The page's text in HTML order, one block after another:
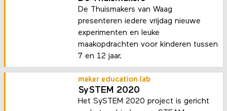
De Thuismakers van Waag
presenteren iedere vrijdag nieuwe
experimenten en leuke
maakopdrachten voor kinderen tussen
7 en 12 jaar.
maker education lab
SySTEM 2020
Het SySTEM 2020 project is gericht